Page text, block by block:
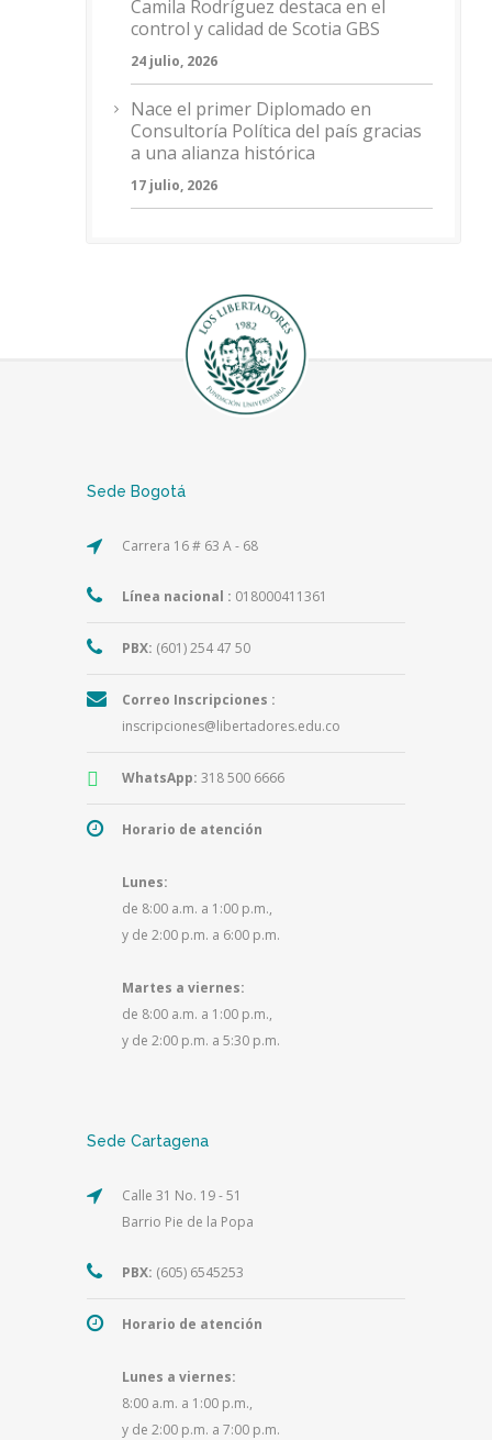
Camila Rodríguez destaca en el
control y calidad de Scotia GBS
24 julio, 2026
Nace el primer Diplomado en
Consultoría Política del país gracias
a una alianza histórica
17 julio, 2026
Sede Bogotá
Carrera 16 # 63 A - 68
Línea nacional : 018000411361
PBX: (601) 254 47 50
Correo Inscripciones :
inscripciones@libertadores.edu.co
WhatsApp: 318 500 6666
Horario de atención
Lunes:
de 8:00 a.m. a 1:00 p.m.,
y de 2:00 p.m. a 6:00 p.m.
Martes a viernes:
de 8:00 a.m. a 1:00 p.m.,
y de 2:00 p.m. a 5:30 p.m.
Sede Cartagena
Calle 31 No. 19 - 51
Barrio Pie de la Popa
PBX: (605) 6545253
Horario de atención
Lunes a viernes:
8:00 a.m. a 1:00 p.m.,
y de 2:00 p.m. a 7:00 p.m.